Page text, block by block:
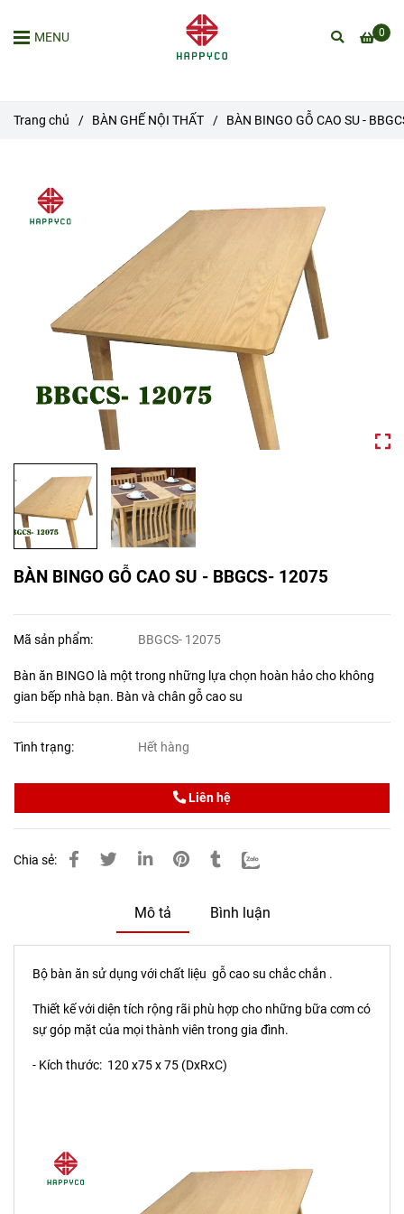
0
MENU
Trang chủ / BÀN GHẾ NỘI THẤT / BÀN BINGO GỖ CAO SU -
BÀN BINGO GỖ CAO SU - BBGCS- 12075
Mã sản phẩm: BBGCS- 12075
Bàn ăn BINGO là một trong những lựa chọn hoàn hảo cho không
gian bếp nhà bạn. Bàn và chân gỗ cao su
Tình trạng: Hết hàng
Liên hệ
Chia sẻ:
Mô tả Bình luận
Bộ bàn ăn sử dụng với chất liệu gỗ cao su chắc chắn .
Thiết kế với diện tích rộng rãi phù hợp cho những bữa cơm có
sự góp mặt của mọi thành viên trong gia đình.
- Kích thước: 120 x75 x 75 (DxRxC)